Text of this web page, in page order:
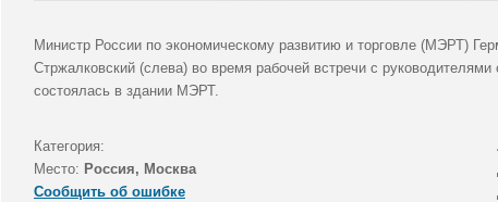
Министр России по экономическому развитию и торговле (МЭРТ)
Стржалковский (слева) во время рабочей встречи с
состоялась в здании МЭРТ.
Категория:
Место: Россия, Москва
Сообщить об ошибке